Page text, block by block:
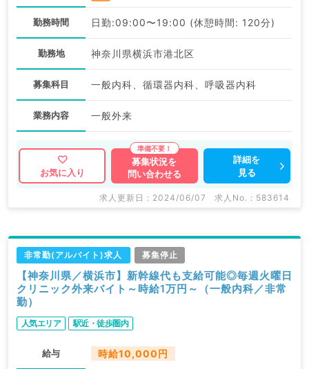
勤務時間 日勤:09:00〜19:00 (休憩時間: 120分)
勤務地 神奈川県横浜市港北区
募集科目 一般内科、循環器内科、呼吸器内科
業務内容 一般外来
お気に入り
募集状況を
問い合わせる
詳細を
見る
求人更新日 : 2024/06/07 求人No. : 583614
非常勤(アルバイト)求人 募集停止
【神奈川県／横浜市】新幹線代も支給可能◎毎週火曜日
クリニック外来バイト～時給1万円～（一般内科／非常
勤）
人気エリア 駅近・徒歩圏内
給与 時給10,000円